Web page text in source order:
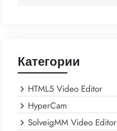
Категории
HTML5 Video Editor
HyperCam
SolveigMM Video Editor